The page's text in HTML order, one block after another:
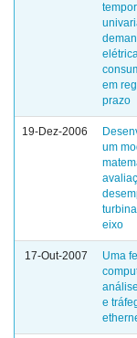
em
prazo
19-Dez-2006
um
eixo
17-Out-2007
Uma
e